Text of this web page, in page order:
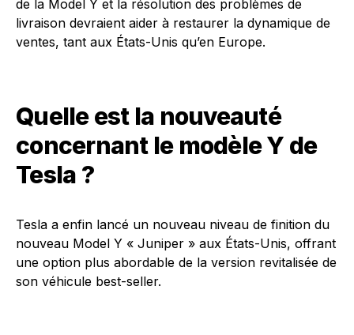
de la Model Y et la résolution des problèmes de
livraison devraient aider à restaurer la dynamique de
ventes, tant aux États-Unis qu’en Europe.
Quelle est la nouveauté
concernant le modèle Y de
Tesla ?
Tesla a enfin lancé un nouveau niveau de finition du
nouveau Model Y « Juniper » aux États-Unis, offrant
une option plus abordable de la version revitalisée de
son véhicule best-seller.